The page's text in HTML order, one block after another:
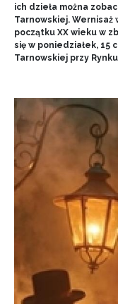
ich dzieła można
Tarnowskiej. Wernisaż
początku XX wieku w
się w poniedziałek, 15
Tarnowskiej przy Rynku